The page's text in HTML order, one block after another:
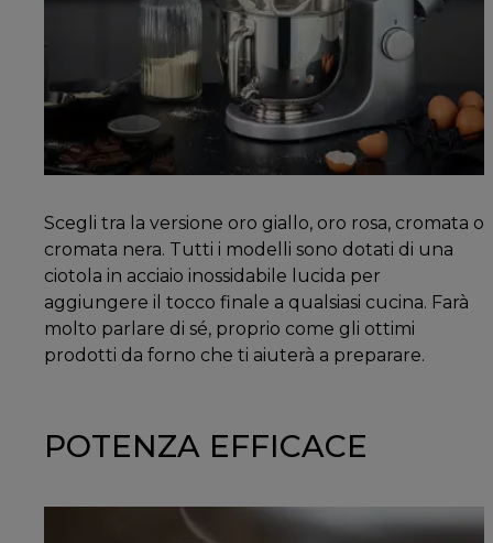
Scegli tra la versione oro giallo, oro rosa, cromata o
cromata nera. Tutti i modelli sono dotati di una
ciotola in acciaio inossidabile lucida per
aggiungere il tocco finale a qualsiasi cucina. Farà
molto parlare di sé, proprio come gli ottimi
prodotti da forno che ti aiuterà a preparare.
POTENZA EFFICACE